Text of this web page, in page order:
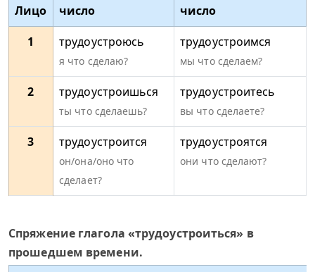
Лицо
число
число
1
трудоустроюсь
я что сделаю?
трудоустроимся
мы что сделаем?
2 трудоустроишься
ты что сделаешь?
трудоустроитесь
вы что сделаете?
3 трудоустроится
он/она/оно что
сделает?
трудоустроятся
они что сделают?
Спряжение глагола «трудоустроиться» в
прошедшем времени.